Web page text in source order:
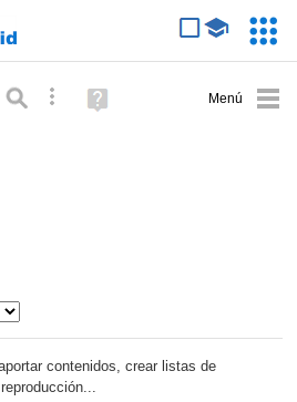
Búsqueda avanzada
Ayuda
(en
contenidos, crear listas de
reproducción...